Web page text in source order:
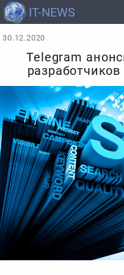
30.12.2020
Telegram